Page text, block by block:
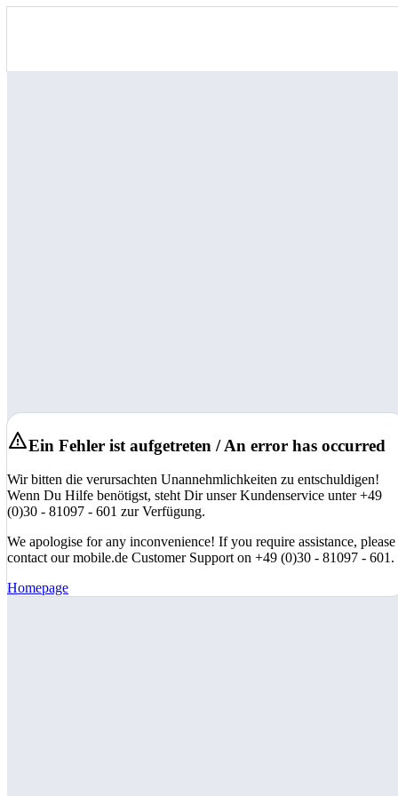
Ein Fehler ist aufgetreten / An error has occurred
Wir bitten die verursachten Unannehmlichkeiten zu entschuldigen!
Wenn Du Hilfe benötigst, steht Dir unser Kundenservice unter +49
(0)30 - 81097 - 601 zur Verfügung.
We apologise for any inconvenience! If you require assistance, please
contact our mobile.de Customer Support on +49 (0)30 - 81097 - 601.
Homepage